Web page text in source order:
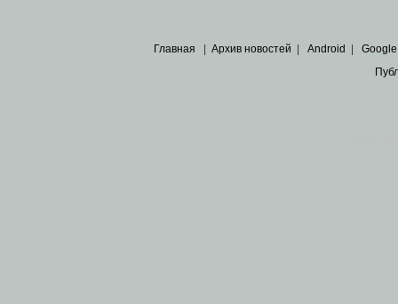
Главная | Архив новостей | Android | Google